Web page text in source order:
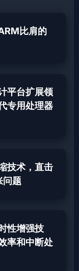
比肩的
平台扩展领
专用处理器
技术，直击
问题
性增强技
率和中断处